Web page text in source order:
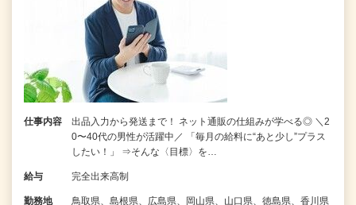
仕事内容
出品入力から発送まで！ ネット通販の仕組みが学べる◎ ＼2
0〜40代の男性が活躍中／ 「毎月の給料に“あと少し”プラス
したい！」 ⇒そんな〈目標〉を…
給与 完全出来高制
勤務地
鳥取県、島根県、広島県、岡山県、山口県、徳島県、香川県